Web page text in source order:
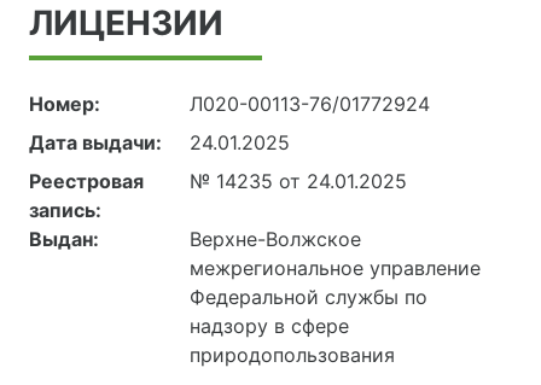
ЛИЦЕНЗИИ
Номер:
Л020-00113-76/01772924
Дата выдачи:
24.01.2025
Реестровая
запись:
№ 14235 от 24.01.2025
Выдан:
Верхне-Волжское
межрегиональное управление
Федеральной службы по
надзору в сфере
природопользования